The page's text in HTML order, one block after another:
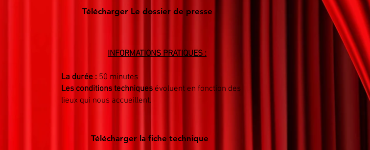
Télécharger Le dossier de presse
INFORMATIONS PRATIQUES :
La durée : 50 minutes
Les conditions techniques évoluent en fonction des
lieux qui nous accueillent.
Télécharger la fiche technique